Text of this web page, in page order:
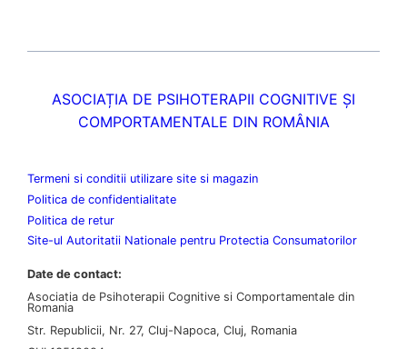
ASOCIAȚIA DE PSIHOTERAPII COGNITIVE ȘI
COMPORTAMENTALE DIN ROMÂNIA
Termeni si conditii utilizare site si magazin
Politica de confidentialitate
Politica de retur
Site-ul Autoritatii Nationale pentru Protectia Consumatorilor
Date de contact:
Asociatia de Psihoterapii Cognitive si Comportamentale din
Romania
Str. Republicii, Nr. 27, Cluj-Napoca, Cluj, Romania